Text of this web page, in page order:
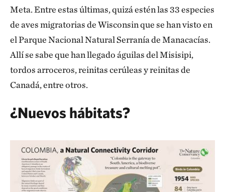
Meta. Entre estas últimas, quizá estén las 33 especies
de aves migratorias de Wisconsin que se han visto en
el Parque Nacional Natural Serranía de Manacacías.
Allí se sabe que han llegado águilas del Misisipi,
tordos arroceros, reinitas cerúleas y reinitas de
Canadá, entre otros.
¿Nuevos hábitats?